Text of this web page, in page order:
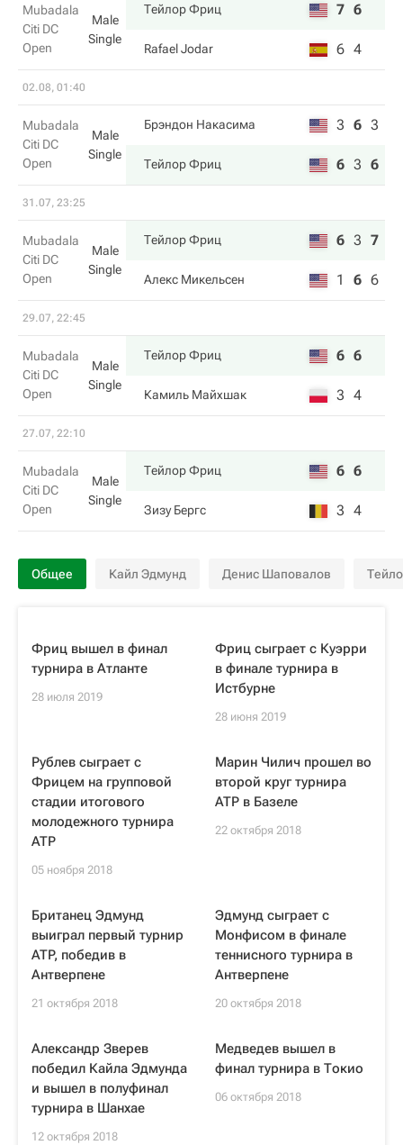
Mubadala
Citi DC
Open
Male
Single
Тейлор Фриц 7 6
Rafael Jodar 6 4
02.08, 01:40
Mubadala
Citi DC
Open
Male
Single
Брэндон Накаcима 3 6 3
Тейлор Фриц 6 3 6
31.07, 23:25
Mubadala
Citi DC
Open
Male
Single
Тейлор Фриц 6 3 7
Алекс Микельсен 1 6 6
29.07, 22:45
Mubadala
Citi DC
Open
Male
Single
Тейлор Фриц 6 6
Камиль Майхшак 3 4
27.07, 22:10
Mubadala
Citi DC
Open
Male
Single
Тейлор Фриц 6 6
Зизу Бергс 3 4
Общее Кайл Эдмунд Денис Шаповалов
Фриц вышел в финал
турнира в Атланте
28 июля 2019
Фриц сыграет с Куэрри
в финале турнира в
Истбурне
28 июня 2019
Рублев сыграет с
Фрицем на групповой
стадии итогового
молодежного турнира
ATP
05 ноября 2018
Марин Чилич прошел во
второй круг турнира
ATP в Базеле
22 октября 2018
Британец Эдмунд
выиграл первый турнир
ATP, победив в
Антверпене
21 октября 2018
Эдмунд сыграет с
Монфисом в финале
теннисного турнира в
Антверпене
20 октября 2018
Александр Зверев
победил Кайла Эдмунда
и вышел в полуфинал
турнира в Шанхае
12 октября 2018
Медведев вышел в
финал турнира в Токио
06 октября 2018